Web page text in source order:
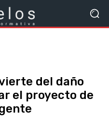
del daño
el proyecto de